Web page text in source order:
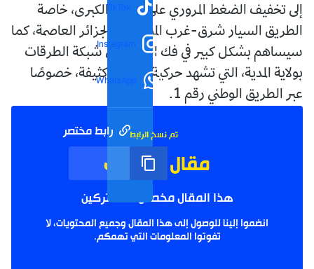
TikTok
Instagram
WhatsApp
رابط مختصر تم نسخ الرابط
إلى تخفيف الضغط المروري على المحاور الكبرى، خاصة
الطريق السيار شرق-غرب المؤدي إلى الجزائر العاصمة، كما
سيساهم بشكل كبير في فك الخناق على شبكة الطرقات
بولاية المدية، التي تشهد حركية مرورية كثيفة، خصوصًا
عبر الطريق الوطني رقم 1.
مقال مؤرشف
هذا المقال مخصص للمشتركين
انضموا إلينا للوصول إلى هذا المقال وجميع المحتويات، لا
تفوتوا المعلومات التي تهمكم.